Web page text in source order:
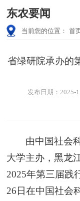
东农要闻
当前您的位置： 首
省绿研院承办的
发布日期：2025-
由中国社会
大学主办，黑龙
2025年第三届践
26日在中国社会